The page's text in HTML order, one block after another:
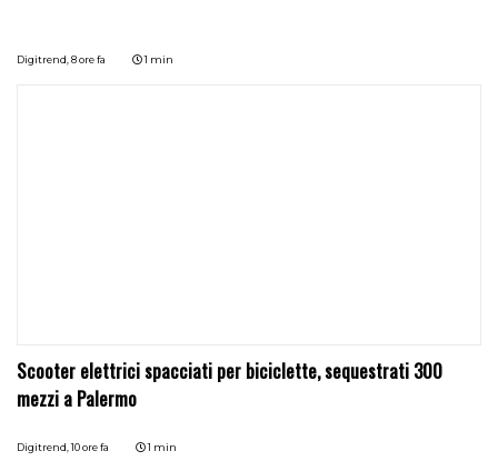
Digitrend, 8 ore fa 1 min
Scooter elettrici spacciati per biciclette, sequestrati 300
mezzi a Palermo
Digitrend,10 ore fa 1 min